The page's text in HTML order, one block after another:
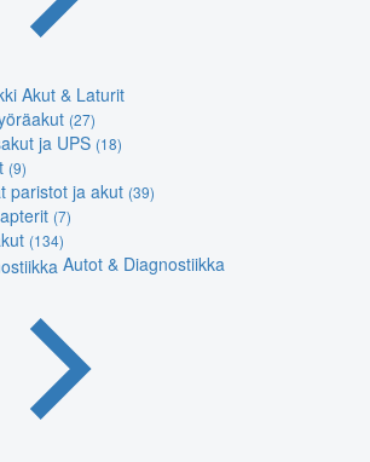
Akut & Laturit
(27)
ja UPS (18)
(9)
paristot ja akut (39)
(7)
(134)
Autot & Diagnostiikka